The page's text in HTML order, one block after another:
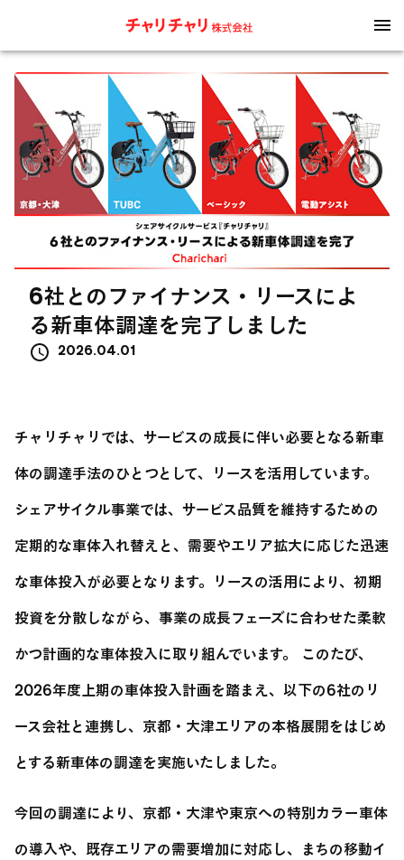
6社とのファイナンス・リースによ
る新車体調達を完了しました
2026.04.01
チャリチャリでは、サービスの成長に伴い必要となる新車
体の調達手法のひとつとして、リースを活用しています。
シェアサイクル事業では、サービス品質を維持するための
定期的な車体入れ替えと、需要やエリア拡大に応じた迅速
な車体投入が必要となります。リースの活用により、初期
投資を分散しながら、事業の成長フェーズに合わせた柔軟
かつ計画的な車体投入に取り組んでいます。 このたび、
2026年度上期の車体投入計画を踏まえ、以下の6社のリ
ース会社と連携し、京都・大津エリアの本格展開をはじめ
とする新車体の調達を実施いたしました。
今回の調達により、京都・大津や東京への特別カラー車体
の導入や、既存エリアの需要増加に対応し、まちの移動イ